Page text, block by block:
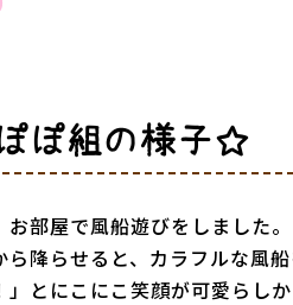
ぽ組の様子☆
部屋で風船遊びをしました。
降らせると、カラフルな風
」とにこにこ笑顔が可愛らし